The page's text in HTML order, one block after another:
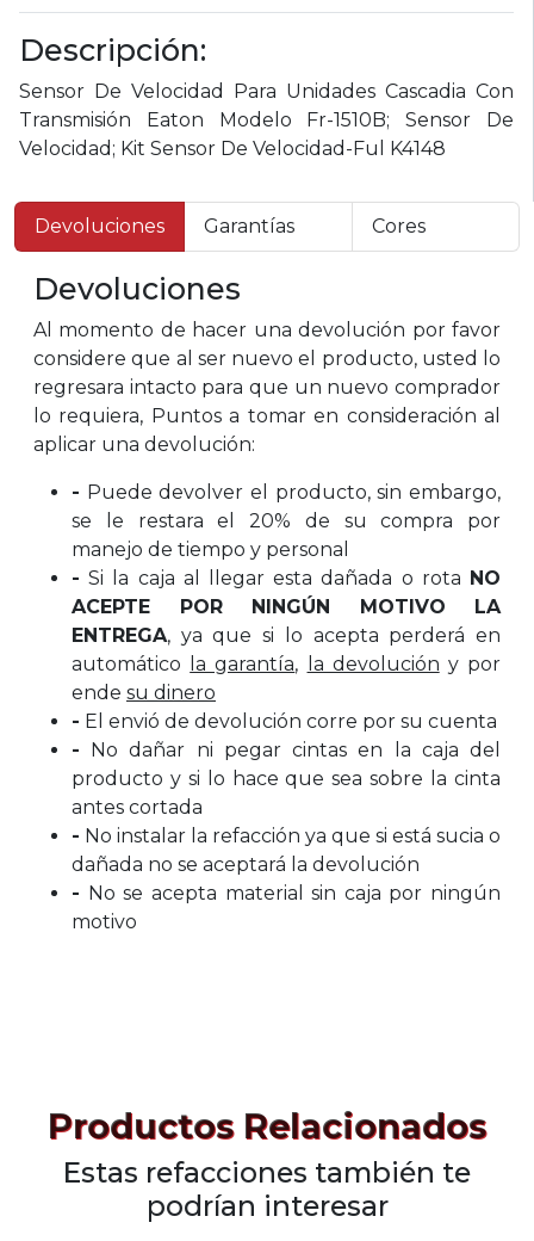
Descripción:
Sensor De Velocidad Para Unidades Cascadia Con
Transmisión Eaton Modelo Fr-1510B; Sensor De
Velocidad; Kit Sensor De Velocidad-Ful K4148
Devoluciones Garantías Cores
Devoluciones
Al momento de hacer una devolución por favor
considere que al ser nuevo el producto, usted lo
regresara intacto para que un nuevo comprador
lo requiera, Puntos a tomar en consideración al
aplicar una devolución:
- Puede devolver el producto, sin embargo,
se le restara el 20% de su compra por
manejo de tiempo y personal
- Si la caja al llegar esta dañada o rota NO
ACEPTE POR NINGÚN MOTIVO LA
ENTREGA, ya que si lo acepta perderá en
automático
la garantía, la devolución y por
ende su dinero
- El envió de devolución corre por su cuenta
- No dañar ni pegar cintas en la caja del
producto y si lo hace que sea sobre la cinta
antes cortada
- No instalar la refacción ya que si está sucia o
dañada no se aceptará la devolución
- No se acepta material sin caja por ningún
motivo
Productos Relacionados
Estas refacciones también te
podrían interesar